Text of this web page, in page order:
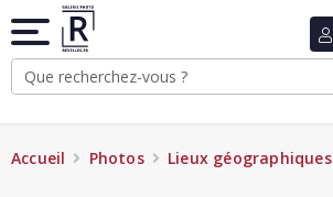
Accueil Photos Lieux géographiques